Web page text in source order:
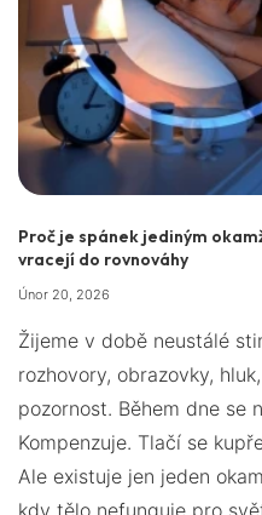
Proč je spánek jediným
vracejí do rovnováhy
Únor 20, 2026
Žijeme v době neustálé
rozhovory, obrazovky,
pozornost. Během dne se
Kompenzuje. Tlačí se
Ale existuje jen jeden
kdy tělo nefunguje pro